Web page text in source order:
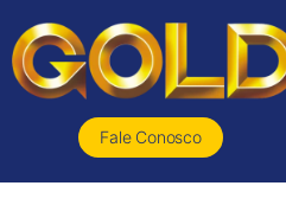
Fale Conosco